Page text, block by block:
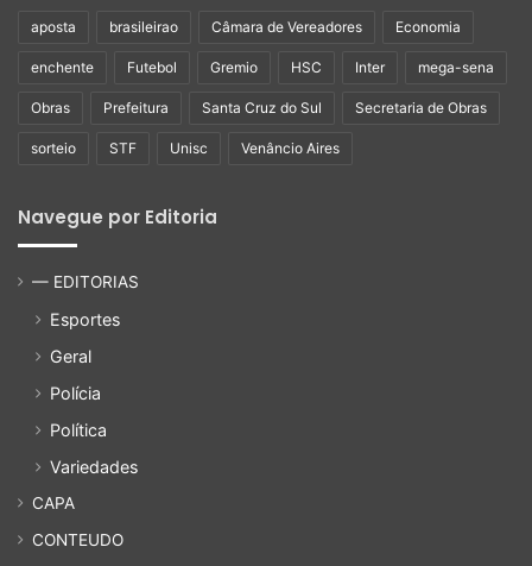
aposta brasileirao Câmara de Vereadores Economia
enchente Futebol Gremio HSC Inter mega-sena
Obras Prefeitura Santa Cruz do Sul Secretaria de Obras
sorteio STF Unisc Venâncio Aires
Navegue por Editoria
— EDITORIAS
Esportes
Geral
Polícia
Política
Variedades
CAPA
CONTEUDO